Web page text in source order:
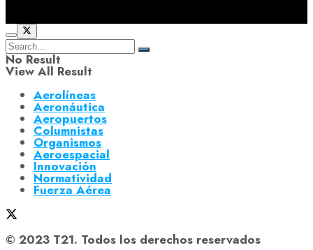
No Result
View All Result
Aerolíneas
Aeronáutica
Aeropuertos
Columnistas
Organismos
Aeroespacial
Innovación
Normatividad
Fuerza Aérea
© 2023 T21. Todos los derechos reservados